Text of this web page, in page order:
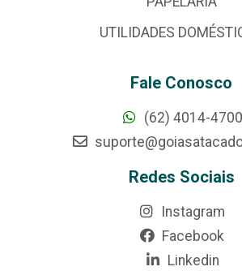
UTILIDADES
Fale Conosco
(62) 4014-4700
Redes Sociais
Instagram
Facebook
Linkedin